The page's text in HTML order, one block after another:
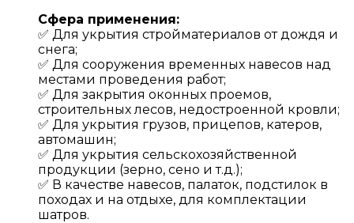
Сфера применения:
✅ Для укрытия стройматериалов от дождя и
снега;
✅ Для сооружения временных навесов над
местами проведения работ;
✅ Для закрытия оконных проемов,
строительных лесов, недостроенной кровли;
✅ Для укрытия грузов, прицепов, катеров,
автомашин;
✅ Для укрытия сельскохозяйственной
продукции (зерно, сено и т.д.);
✅ В качестве навесов, палаток, подстилок в
походах и на отдыхе, для комплектации
шатров.